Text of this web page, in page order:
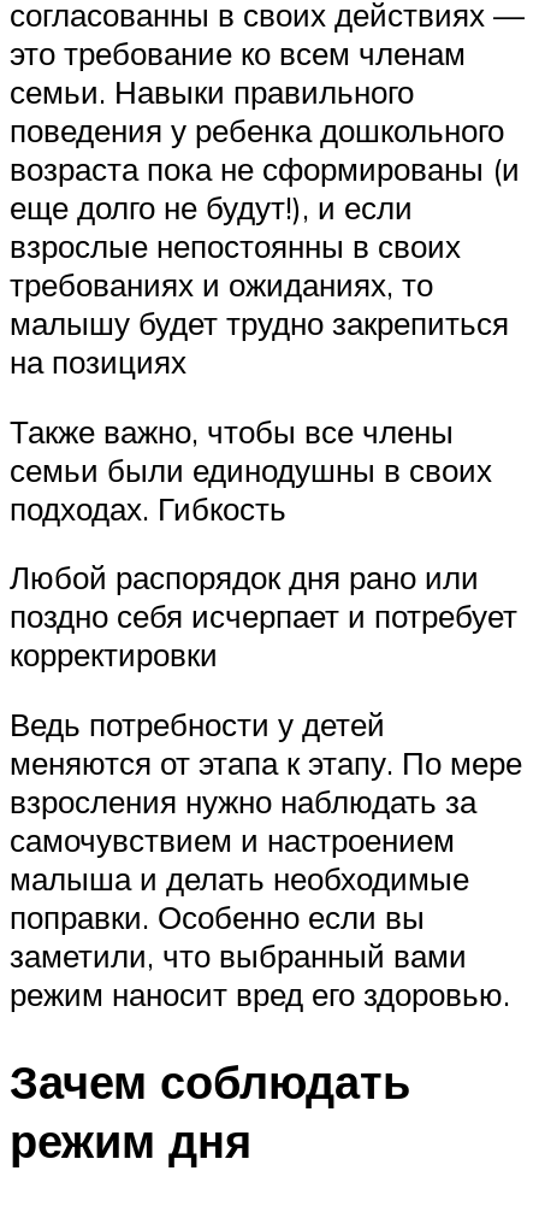
согласованны в своих действиях —
это требование ко всем членам
семьи. Навыки правильного
поведения у ребенка дошкольного
возраста пока не сформированы (и
еще долго не будут!), и если
взрослые непостоянны в своих
требованиях и ожиданиях, то
малышу будет трудно закрепиться
на позициях
Также важно, чтобы все члены
семьи были единодушны в своих
подходах. Гибкость
Любой распорядок дня рано или
поздно себя исчерпает и потребует
корректировки
Ведь потребности у детей
меняются от этапа к этапу. По мере
взросления нужно наблюдать за
самочувствием и настроением
малыша и делать необходимые
поправки. Особенно если вы
заметили, что выбранный вами
режим наносит вред его здоровью.
Зачем соблюдать
режим дня